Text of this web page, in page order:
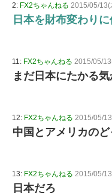
2: FX2ちゃんねる 2015/05/13(
日本を財布変わり
11: FX2ちゃんねる 2015/05/
まだ日本にたかる
12: FX2ちゃんねる 2015/05/
中国とアメリカの
13: FX2ちゃんねる 2015/05/
日本だろ